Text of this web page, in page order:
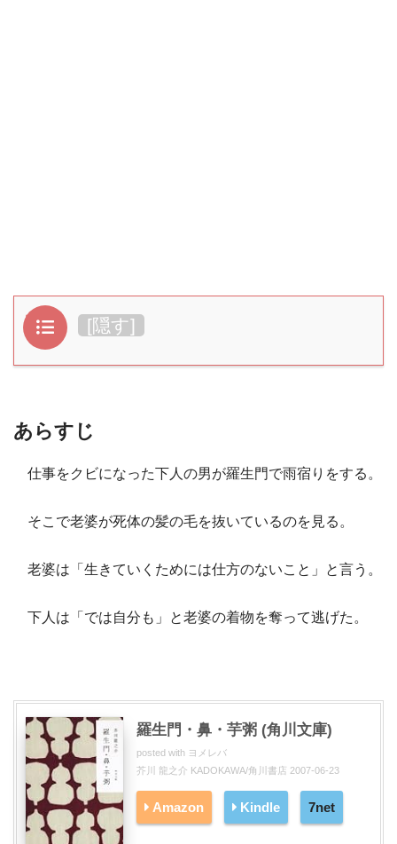
目次 [隠す]
あらすじ
仕事をクビになった下人の男が羅生門で雨宿りをする。
そこで老婆が死体の髪の毛を抜いているのを見る。
老婆は「生きていくためには仕方のないこと」と言う。
下人は「では自分も」と老婆の着物を奪って逃げた。
羅生門・鼻・芋粥 (角川文庫)
posted with ヨメレバ
芥川 龍之介 KADOKAWA/角川書店 2007-06-23
Amazon Kindle 7net